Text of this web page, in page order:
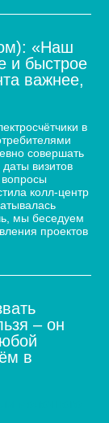
«Наш
и быстрое
важнее,
в
совершать
визитов
колл-центр
мы беседуем
проектов
– он
в